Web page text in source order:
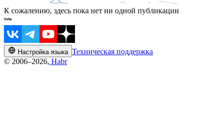
К сожалению, здесь пока нет ни одной публикации
Настройка языка Техническая поддержка
© 2006–2026, Habr